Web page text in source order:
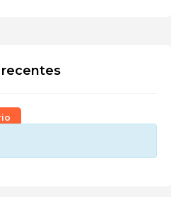
recentes